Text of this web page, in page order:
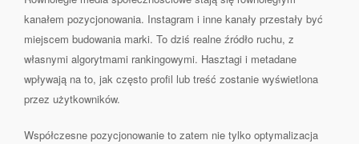
kanałem pozycjonowania. Instagram i inne kanały przestały być
miejscem budowania marki. To dziś realne źródło ruchu, z
własnymi algorytmami rankingowymi. Hasztagi i metadane
wpływają na to, jak często profil lub treść zostanie wyświetlona
przez użytkowników.
Współczesne pozycjonowanie to zatem nie tylko optymalizacja